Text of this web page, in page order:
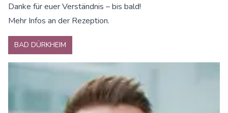
Danke für euer Verständnis – bis bald!
Mehr Infos an der Rezeption.
BAD DÜRKHEIM